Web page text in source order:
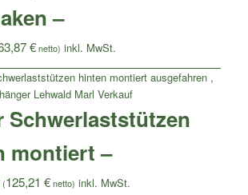
–
€netto)
Schwerlaststützen
montiert –
(125,21 €netto)